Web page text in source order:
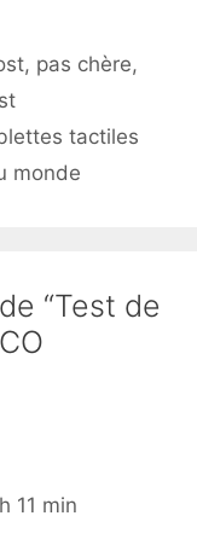
, pas chère,
tactiles
monde
“Test de
11 min